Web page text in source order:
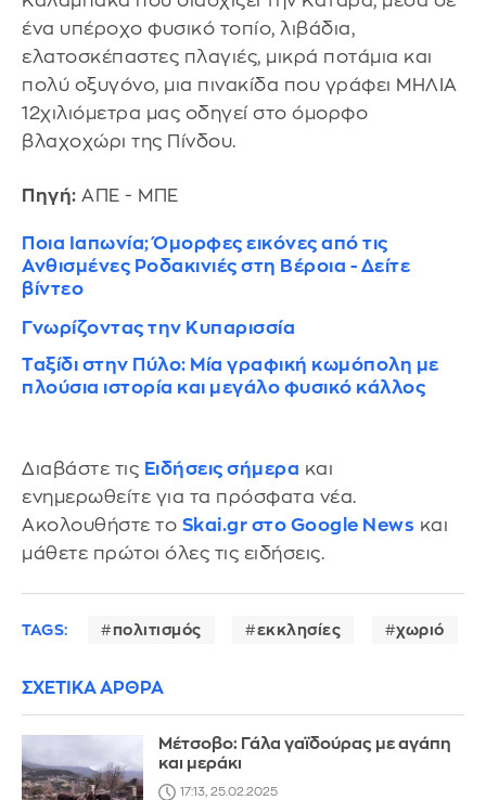
ένα υπέροχο φυσικό τοπίο, λιβάδια,
ελατοσκέπαστες πλαγιές, μικρά ποτάμια και
πολύ οξυγόνο, μια πινακίδα που γράφει ΜΗΛΙΑ
12χιλιόμετρα μας οδηγεί στο όμορφο
βλαχοχώρι της Πίνδου.
Πηγή: ΑΠΕ - ΜΠΕ
Ποια Ιαπωνία; Όμορφες εικόνες από τις
Ανθισμένες Ροδακινιές στη Βέροια - Δείτε
βίντεο
Γνωρίζοντας την Κυπαρισσία
Ταξίδι στην Πύλο: Μία γραφική κωμόπολη με
πλούσια ιστορία και μεγάλο φυσικό κάλλος
Διαβάστε τις Ειδήσεις σήμερα και
ενημερωθείτε για τα πρόσφατα νέα.
Ακολουθήστε το Skai.gr στο Google News και
μάθετε πρώτοι όλες τις ειδήσεις.
TAGS: πολιτισμός εκκλησίες χωριό
ΣΧΕΤΙΚΑ ΑΡΘΡΑ
Μέτσοβο: Γάλα γαϊδούρας με αγάπη
και μεράκι
17:13, 25.02.2025